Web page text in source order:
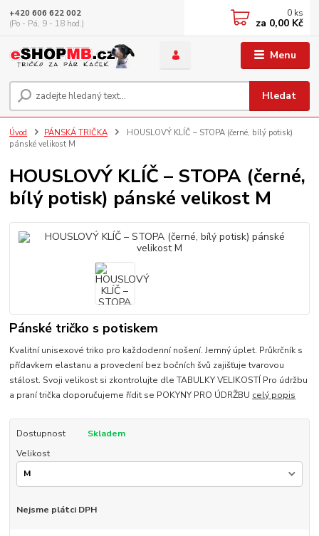
Menu
Hledat
+420 606 622 002
(Po - Pá, 9 - 18 hod.)
0 ks
za 0,00 Kč
Úvod PÁNSKÁ TRIČKA
HOUSLOVÝ KLÍČ – STOPA (černé, bílý potisk)
pánské velikost M
HOUSLOVÝ KLÍČ – STOPA (černé,
bílý potisk) pánské velikost M
Pánské tričko s potiskem
Kvalitní unisexové triko pro každodenní nošení. Jemný úplet. Průkrčník s
přídavkem elastanu a provedení bez bočních švů zajišťuje tvarovou
stálost. Svoji velikost si zkontrolujte dle TABULKY VELIKOSTÍ Pro údržbu
a praní trička doporučujeme řídit se POKYNY PRO ÚDRŽBU celý popis
Dostupnost
Skladem
Velikost
Nejsme plátci DPH